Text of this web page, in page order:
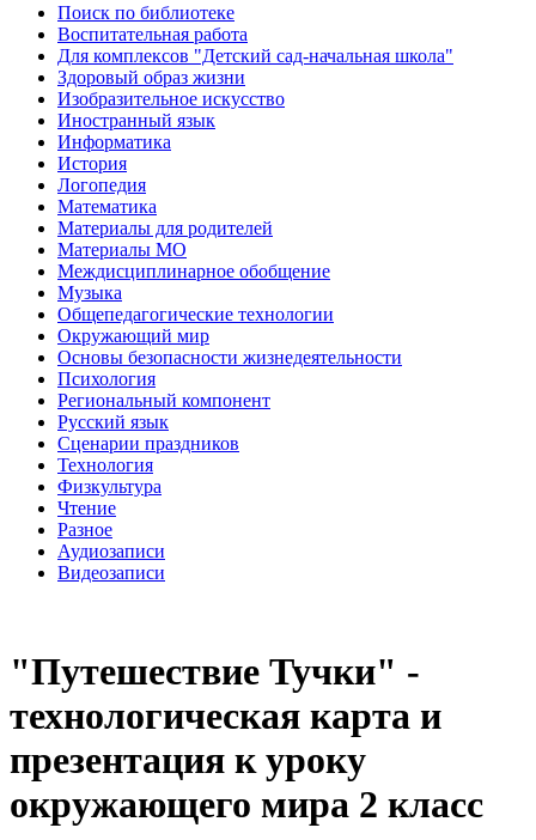
Поиск по библиотеке
Воспитательная работа
Для комплексов "Детский сад-начальная школа"
Здоровый образ жизни
Изобразительное искусство
Иностранный язык
Информатика
История
Логопедия
Математика
Материалы для родителей
Материалы МО
Междисциплинарное обобщение
Музыка
Общепедагогические технологии
Окружающий мир
Основы безопасности жизнедеятельности
Психология
Региональный компонент
Русский язык
Сценарии праздников
Технология
Физкультура
Чтение
Разное
Аудиозаписи
Видеозаписи
"Путешествие Тучки" -
технологическая карта и
презентация к уроку
окружающего мира 2 класс